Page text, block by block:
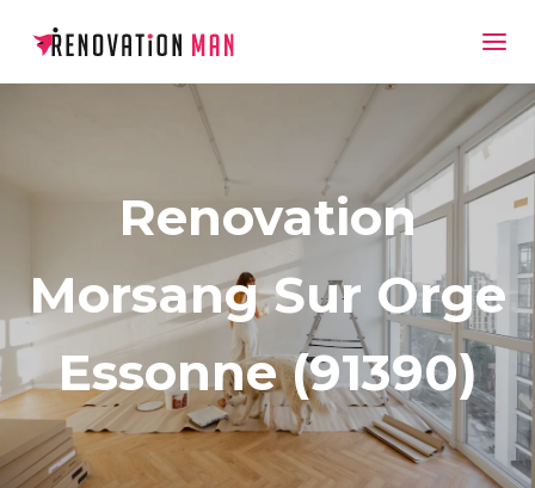
Renovation
Morsang Sur Orge
Essonne (91390)